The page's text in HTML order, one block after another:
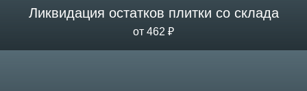
Ликвидация остатков плитки со склада
от 462 ₽